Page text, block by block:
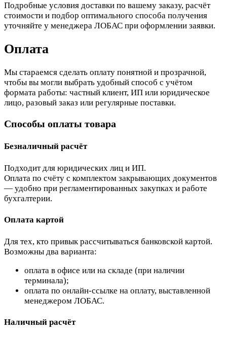
Подробные условия доставки по вашему заказу, расчёт
стоимости и подбор оптимального способа получения
уточняйте у менеджера ЛОБАС при оформлении заявки.
Оплата
Мы стараемся сделать оплату понятной и прозрачной,
чтобы вы могли выбрать удобный способ с учётом
формата работы: частный клиент, ИП или юридическое
лицо, разовый заказ или регулярные поставки.
Способы оплаты товара
Безналичный расчёт
Подходит для юридических лиц и ИП.
Оплата по счёту с комплектом закрывающих документов
— удобно при регламентированных закупках и работе
бухгалтерии.
Оплата картой
Для тех, кто привык рассчитываться банковской картой.
Возможны два варианта:
оплата в офисе или на складе (при наличии
терминала);
оплата по онлайн-ссылке на оплату, выставленной
менеджером ЛОБАС.
Наличный расчёт